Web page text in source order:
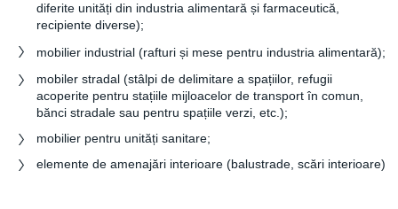
diferite unități din industria alimentară și farmaceutică,
recipiente diverse);
mobilier industrial (rafturiși mese pentru industria alimentară);
mobiler stradal (stâlpi de delimitare a spațiilor, refugii
acoperite pentru stațiile mijloacelor de transport în comun,
bănci stradale sau pentru spațiile verzi, etc.);
mobilier pentru unități sanitare;
elemente de amenajări interioare (balustrade, scări interioare)